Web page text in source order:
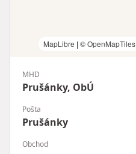
MapLibre | © OpenMapTiles
MHD
Prušánky, ObÚ
Pošta
Prušánky
Obchod